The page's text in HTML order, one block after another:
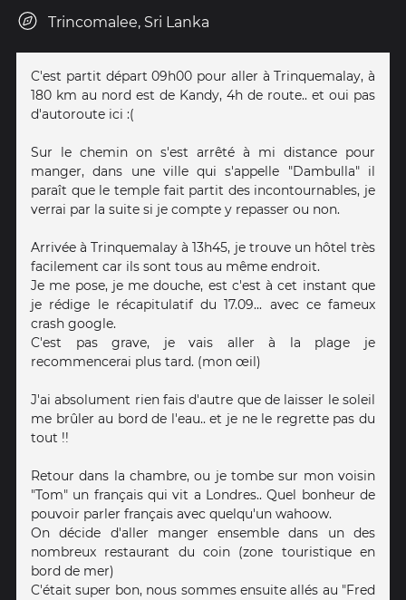
Trincomalee, Sri Lanka
C'est partit départ 09h00 pour aller à Trinquemalay, à
180 km au nord est de Kandy, 4h de route.. et oui pas
d'autoroute ici :(
Sur le chemin on s'est arrêté à mi distance pour
manger, dans une ville qui s'appelle "Dambulla" il
paraît que le temple fait partit des incontournables, je
verrai par la suite si je compte y repasser ou non.
Arrivée à Trinquemalay à 13h45, je trouve un hôtel très
facilement car ils sont tous au même endroit.
Je me pose, je me douche, est c'est à cet instant que
je rédige le récapitulatif du 17.09... avec ce fameux
crash google.
C'est pas grave, je vais aller à la plage je
recommencerai plus tard. (mon œil)
J'ai absolument rien fais d'autre que de laisser le soleil
me brûler au bord de l'eau.. et je ne le regrette pas du
tout !!
Retour dans la chambre, ou je tombe sur mon voisin
"Tom" un français qui vit a Londres.. Quel bonheur de
pouvoir parler français avec quelqu'un wahoow.
On décide d'aller manger ensemble dans un des
nombreux restaurant du coin (zone touristique en
bord de mer)
C'était super bon, nous sommes ensuite allés au "Fred